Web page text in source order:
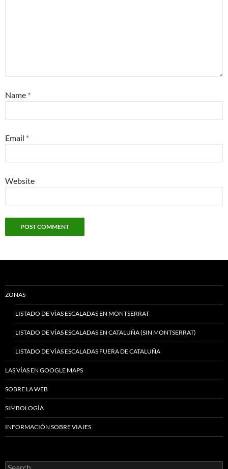
Name *
Email *
Website
ZONAS
LISTADO DE VÍAS ESCALADAS EN MONTSERRAT
LISTADO DE VÍAS ESCALADAS EN CATALUÑA (SIN MONTSERRAT)
LISTADO DE VÍAS ESCALADAS FUERA DE CATALUÑA
LAS VÍAS EN GOOGLE MAPS
SOBRE LA WEB
SIMBOLOGÍA
INFORMACIÓN SOBRE VIAJES
Search